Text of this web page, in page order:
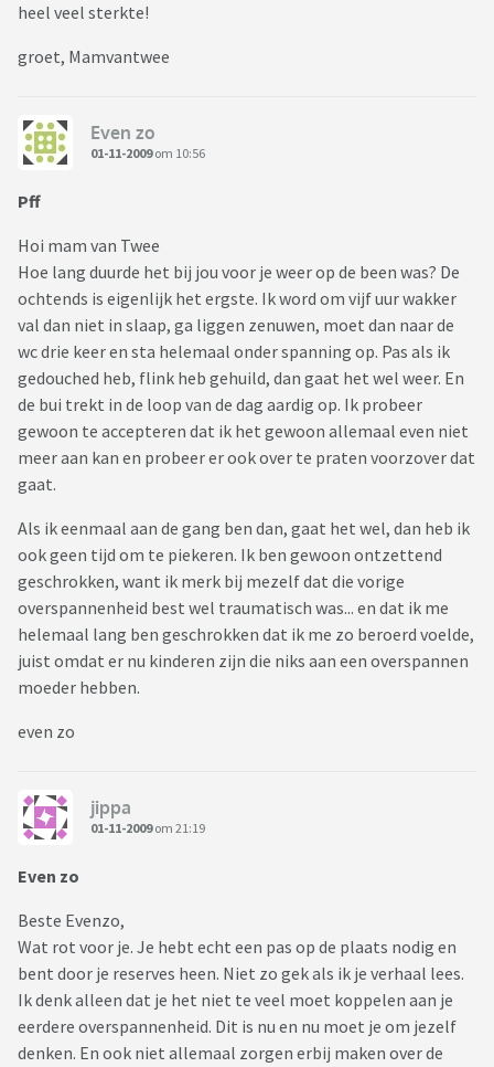
heel veel sterkte!
groet, Mamvantwee
Even zo
01-11-2009om 10:56
Pff
Hoi mam van Twee
Hoe lang duurde het bij jou voor je weer op de been was? De
ochtends is eigenlijk het ergste. Ik word om vijf uur wakker
val dan niet in slaap, ga liggen zenuwen, moet dan naar de
wc drie keer en sta helemaal onder spanning op. Pas als ik
gedouched heb, flink heb gehuild, dan gaat het wel weer. En
de bui trekt in de loop van de dag aardig op. Ik probeer
gewoon te accepteren dat ik het gewoon allemaal even niet
meer aan kan en probeer er ook over te praten voorzover dat
gaat.
Als ik eenmaal aan de gang ben dan, gaat het wel, dan heb ik
ook geen tijd om te piekeren. Ik ben gewoon ontzettend
geschrokken, want ik merk bij mezelf dat die vorige
overspannenheid best wel traumatisch was... en dat ik me
helemaal lang ben geschrokken dat ik me zo beroerd voelde,
juist omdat er nu kinderen zijn die niks aan een overspannen
moeder hebben.
even zo
jippa
01-11-2009om 21:19
Even zo
Beste Evenzo,
Wat rot voor je. Je hebt echt een pas op de plaats nodig en
bent door je reserves heen. Niet zo gek als ik je verhaal lees.
Ik denk alleen dat je het niet te veel moet koppelen aan je
eerdere overspannenheid. Dit is nu en nu moet je om jezelf
denken. En ook niet allemaal zorgen erbij maken over de